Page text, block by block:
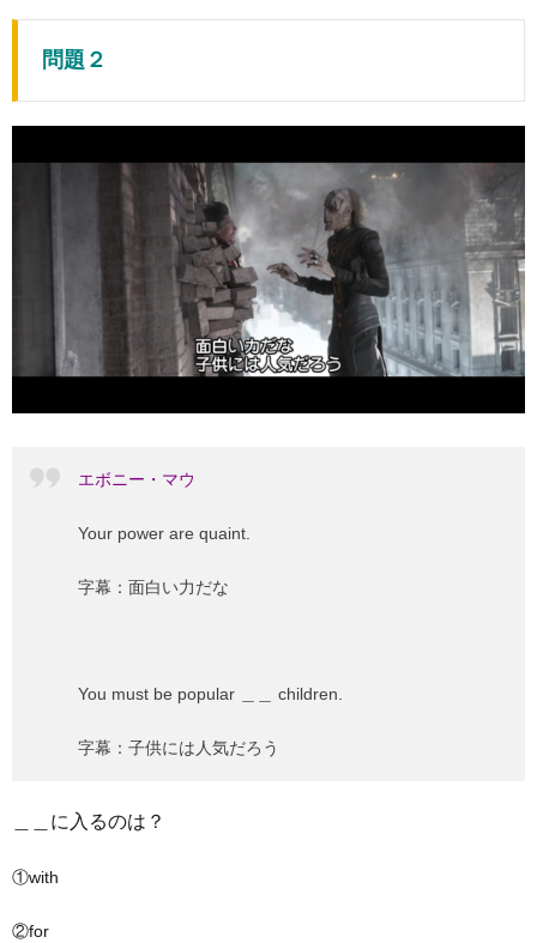
問題２
エボニー・マウ
Your power are quaint.
字幕：面白い力だな
You must be popular ＿＿ children.
字幕：子供には人気だろう
＿＿に入るのは？
①with
②for